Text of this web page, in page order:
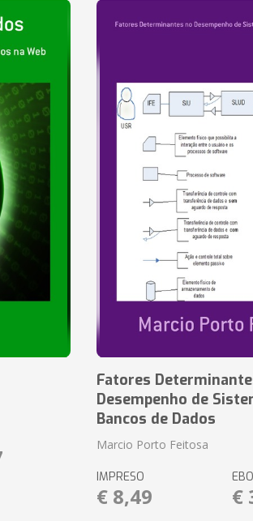
Fatores
Desempenho de
Bancos de Dados
Marcio Porto Feitosa
IMPRESO
€ 8,49 €